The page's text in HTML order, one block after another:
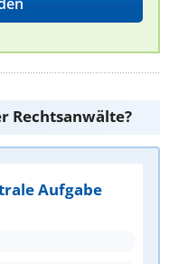
Rechtsanwälte?
Aufgabe